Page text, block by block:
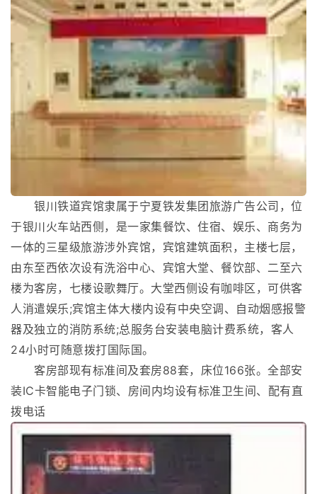
银川铁道宾馆隶属于宁夏铁发集团旅游广告公司，位
于银川火车站西侧，是一家集餐饮、住宿、娱乐、商务为
一体的三星级旅游涉外宾馆，宾馆建筑面积，主楼七层，
由东至西依次设有洗浴中心、宾馆大堂、餐饮部、二至六
楼为客房，七楼设歌舞厅。大堂西侧设有咖啡区，可供客
人消遣娱乐;宾馆主体大楼内设有中央空调、自动烟感报警
器及独立的消防系统;总服务台安装电脑计费系统，客人
24小时可随意拨打国际国。
客房部现有标准间及套房88套，床位166张。全部安
装IC卡智能电子门锁、房间内均设有标准卫生间、配有直
拨电话